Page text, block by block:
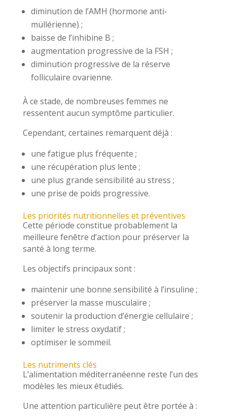
diminution de l’AMH (hormone anti-
müllérienne) ;
baisse de l’inhibine B ;
augmentation progressive de la FSH ;
diminution progressive de la réserve
folliculaire ovarienne.
À ce stade, de nombreuses femmes ne
ressentent aucun symptôme particulier.
Cependant, certaines remarquent déjà :
une fatigue plus fréquente ;
une récupération plus lente ;
une plus grande sensibilité au stress ;
une prise de poids progressive.
Les priorités nutritionnelles et préventives
Cette période constitue probablement la
meilleure fenêtre d’action pour préserver la
santé à long terme.
Les objectifs principaux sont :
maintenir une bonne sensibilité à l’insuline ;
préserver la masse musculaire ;
soutenir la production d’énergie cellulaire ;
limiter le stress oxydatif ;
optimiser le sommeil.
Les nutriments clés
L’alimentation méditerranéenne reste l’un des
modèles les mieux étudiés.
Une attention particulière peut être portée à :